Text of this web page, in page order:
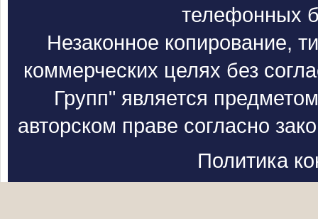
телефонных
Незаконное копирование,
коммерческих целях без
Групп" является
авторском праве согласно
Политика